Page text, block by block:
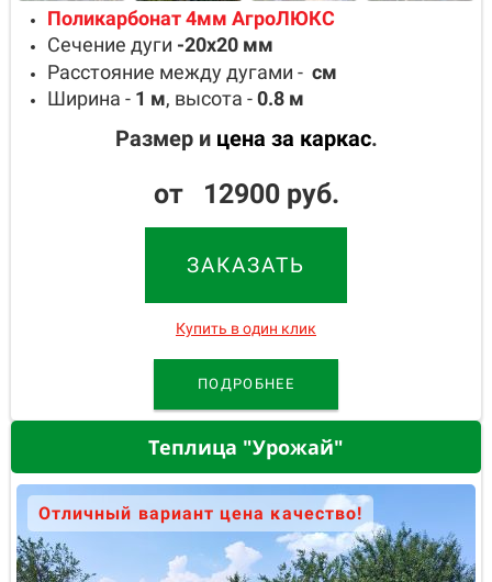
Поликарбонат 4мм АгроЛЮКС
Сечение дуги -20х20 мм
Расстояние между дугами - см
Ширина - 1 м, высота -0.8 м
Размер и цена за каркас.
от 12900 руб.
ЗАКАЗАТЬ
Купить в один клик
ПОДРОБНЕЕ
Теплица "Урожай"
Отличный вариант цена качество!